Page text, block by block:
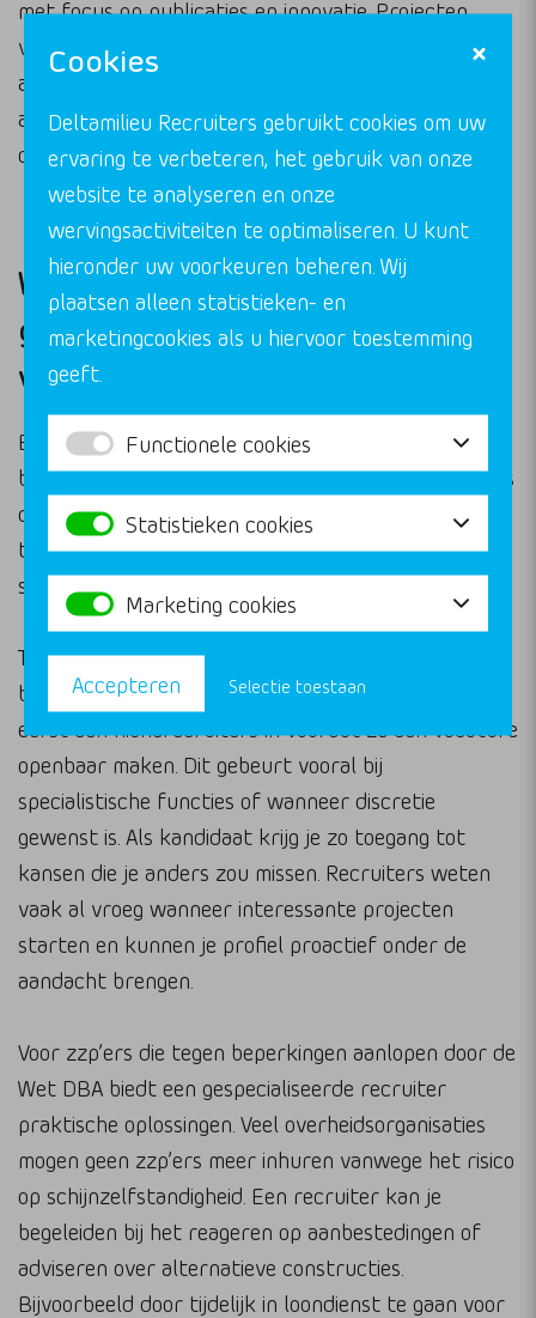
met focus op publicaties en innovatie. Projecten
variëren van langlopend onderzoek tot kortdurende
adviestrajecten. Carrièrepaden lopen via de
academische ladder of naar functies als senior
onderzoeker.
Waarom werkt een
gespecialiseerde recruiter
voor ecologie vacatures?
Een gespecialiseerde recruiter in de ecologie sector
biedt concrete voordelen voor ervaren professionals
die op zoek zijn naar hun volgende carrièrestap. De
toegevoegde waarde zit vooral in de diepgaande
sectorkennis en het uitgebreide netwerk.
Toegang tot niet-gepubliceerde vacatures is een
belangrijk voordeel. Veel opdrachtgevers schakelen
eerst een nicherecruiters in voordat ze een vacature
openbaar maken. Dit gebeurt vooral bij
specialistische functies of wanneer discretie
gewenst is. Als kandidaat krijg je zo toegang tot
kansen die je anders zou missen. Recruiters weten
vaak al vroeg wanneer interessante projecten
starten en kunnen je profiel proactief onder de
aandacht brengen.
Voor zzp’ers die tegen beperkingen aanlopen door de
Wet DBA biedt een gespecialiseerde recruiter
praktische oplossingen. Veel overheidsorganisaties
mogen geen zzp’ers meer inhuren vanwege het risico
op schijnzelfstandigheid. Een recruiter kan je
begeleiden bij het reageren op aanbestedingen of
adviseren over alternatieve constructies.
Bijvoorbeeld door tijdelijk in loondienst te gaan voor
Cookies
Deltamilieu Recruiters gebruikt cookies om uw
ervaring te verbeteren, het gebruik van onze
website te analyseren en onze
wervingsactiviteiten te optimaliseren. U kunt
hieronder uw voorkeuren beheren. Wij
plaatsen alleen statistieken- en
marketingcookies als u hiervoor toestemming
geeft.
Functionele cookies
Statistieken cookies
Marketing cookies
Accepteren Selectie toestaan